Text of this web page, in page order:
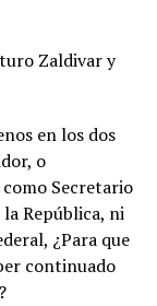
Zaldivar y
en los dos
o
Secretario
República, ni
¿Para que
continuado